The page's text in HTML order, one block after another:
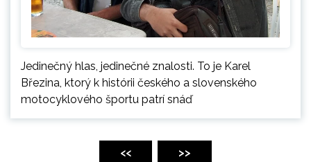
Jedinečný hlas, jedinečné znalosti. To je Karel
Březina, ktorý k histórii českého a slovenského
motocyklového športu patrí snáď
<< >>